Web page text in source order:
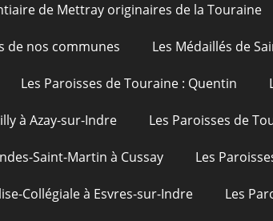
de Mettray originaires de la Touraine
de nos communes Les Médaillés de
Les Paroisses de Touraine : Quentin
à Azay-sur-Indre Les Paroisses de
Saint-Martin à Cussay Les
Collégiale à Esvres-sur-Indre Les